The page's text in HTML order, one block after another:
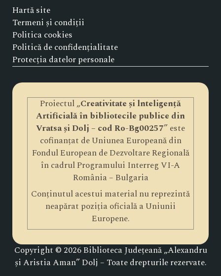
Hartă site
Termeni și condiții
Politica cookies
Politică de confidențialitate
Protecția datelor personale
Proiectul „Creativitate și lnteligență
Artificială în bibliotecile publice din
Vratsa și Dolj – cod Ro-Bg00257” este
cofinanțat de Uniunea Europeană din
Fondul European de Dezvoltare Regională
în cadrul Programului Interreg VI-A
România – Bulgaria
Conținutul acestui material nu reprezintă
neapărat poziția oficială a Uniunii
Europene.
Copyright © 2026 Biblioteca Județeană „Alexandru
și Aristia Aman” Dolj – Toate drepturile rezervate.